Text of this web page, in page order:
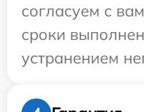
согласуем с
сроки
устранением